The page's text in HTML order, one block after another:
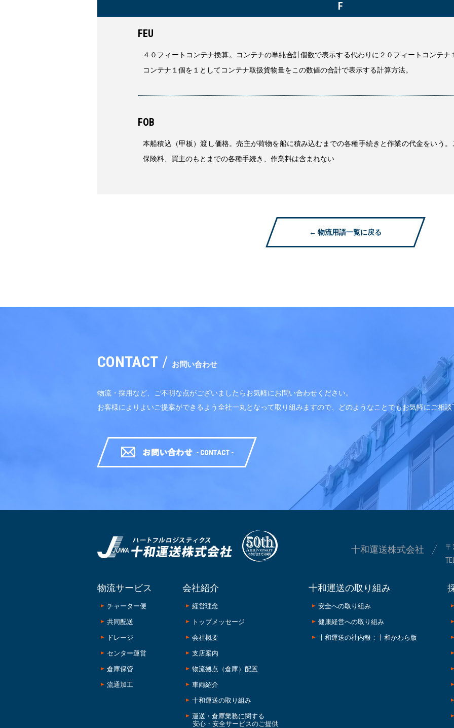
F
FEU
４０フィートコンテナ換算。コンテナの単純合計個数で表示する代わりに２０フィートコンテナ
コンテナ１個を１としてコンテナ取扱貨物量をこの数値の合計で表示する計算方法。
FOB
本船積込（甲板）渡し価格。売主が荷物を船に積み込むまでの各種手続きと作業の代金をいう
保険料、買主のもとまでの各種手続き、作業料は含まれない
CONTACT / お問い合わせ
物流・採用など、ご不明な点がございましたらお気軽にお問い合わせください。
お客様によりよいご提案ができるよう全社一丸となって取り組みますので、どのようなことでもお気軽にご相談
十和運送株式会社
〒
物流サービス
チャーター便
共同配送
ドレージ
センター運営
倉庫保管
流通加工
会社紹介
経営理念
トップメッセージ
会社概要
支店案内
物流拠点（倉庫）配置
車両紹介
十和運送の取り組み
運送・倉庫業務に関する
安心・安全サービスのご提供
十和運送の取り組み
安全への取り組み
健康経営への取り組み
十和運送の社内報：十和かわら版